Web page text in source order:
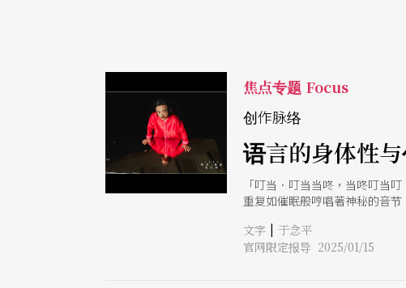
焦点专题 Focus
创作脉络
语言的身体性
「叮当．叮当当咚，当咚叮当
重复如催眠般哼唱著神秘的音
两人分饰多角、快节奏的附身
也是其创作脉络的核心。本篇
文字 | 于念平
官网限定报导 2025/01/15